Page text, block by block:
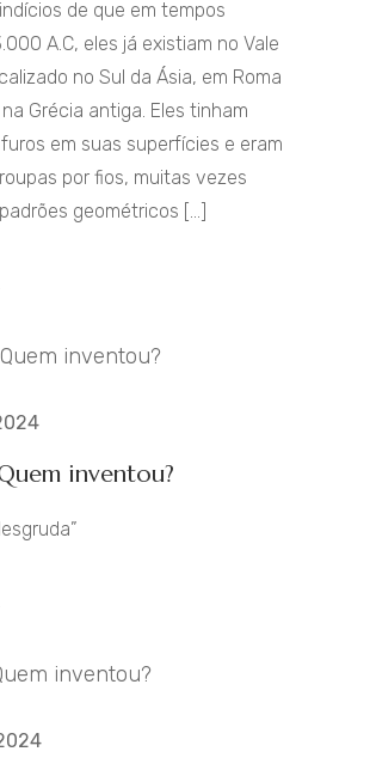
de que em tempos
A.C, eles já existiam no Vale
no Sul da Ásia, em Roma
Grécia antiga. Eles tinham
em suas superfícies e eram
por fios, muitas vezes
geométricos […]
inventou?